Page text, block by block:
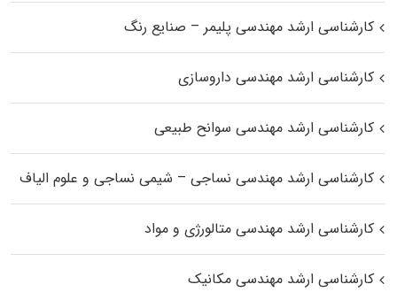
کارشناسی ارشد مهندسی پلیمر – صنایع رنگ
کارشناسی ارشد مهندسی داروسازی
کارشناسی ارشد مهندسی سوانح طبیعی
کارشناسی ارشد مهندسی نساجی – شیمی نساجی و علوم الیاف
کارشناسی ارشد مهندسی متالورژی و مواد
کارشناسی ارشد مهندسی مکانیک